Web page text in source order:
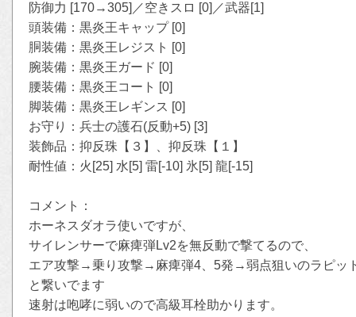
防御力 [170→305]／空きスロ [0]／武器[1]
頭装備：黒炎王キャップ [0]
胴装備：黒炎王レジスト [0]
腕装備：黒炎王ガード [0]
腰装備：黒炎王コート [0]
脚装備：黒炎王レギンス [0]
お守り：兵士の護石(反動+5) [3]
装飾品：抑反珠【３】、抑反珠【１】
耐性値：火[25] 水[5] 雷[-10] 氷[5] 龍[-15]
コメント：
ホーネスダオラ使いですが、
サイレンサーで麻痺弾Lv2を無反動で撃てるので、
エア攻撃→乗り攻撃→麻痺弾4、5発→弱点狙いのラピッ
と繋いでます
速射は咆哮に弱いので高級耳栓助かります。